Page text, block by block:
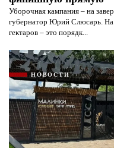
Уборочная кампания – на
губернатор Юрий Слюсарь.
гектаров – это порядк...
НОВОСТИ